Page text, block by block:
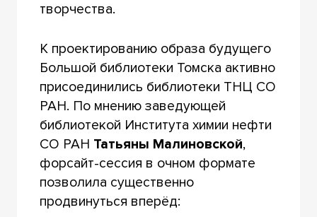
творчества.
К проектированию образа будущего
Большой библиотеки Томска активно
присоединились библиотеки ТНЦ СО
РАН. По мнению заведующей
библиотекой Института химии нефти
СО РАН Татьяны Малиновской,
форсайт-сессия в очном формате
позволила существенно
продвинуться вперёд: